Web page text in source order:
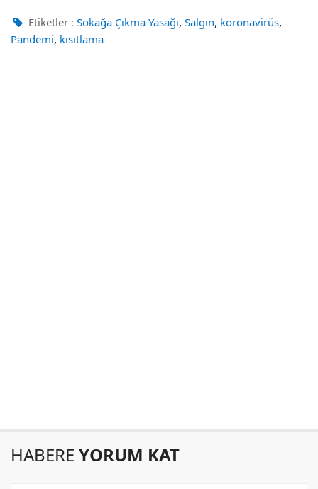
Etiketler : Sokağa Çıkma Yasağı, Salgın, koronavirüs,
Pandemi, kısıtlama
HABERE YORUM KAT